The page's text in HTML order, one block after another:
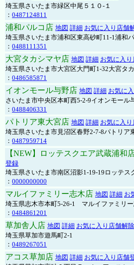
埼玉県さいたま市緑区中尾５１０-１
： 0487124811
浦和パルコ店 地図 詳細 お気に入り店舗
埼玉県さいたま市浦和区東高砂町11-1浦和
： 0488111351
大宮タカシマヤ店 地図 詳細 お気に入
埼玉県さいたま市大宮区大門町1-32大宮タ
： 0486585871
イオンモール与野店 地図 詳細 お気に
さいたま市中央区本町西5-2-9イオンモール
： 0488406331
パトリア東大宮店 地図 詳細 お気に入
埼玉県さいたま市見沼区春野2-7-8パトリア
： 0487959714
【NEW】ロッテスクエア武蔵浦和
登録
埼玉県さいたま市南区沼影1-19-19ロッテス
： 0000000000
マルイファミリー志木店 地図 詳細 お
埼玉県志木市本町5-26-1 マルイファミリ
： 0484861201
草加舎人店 地図 詳細 お気に入り店舗解除
埼玉県草加市遊馬町2-1
： 0489267051
アコス草加店 地図 詳細 お気に入り店舗